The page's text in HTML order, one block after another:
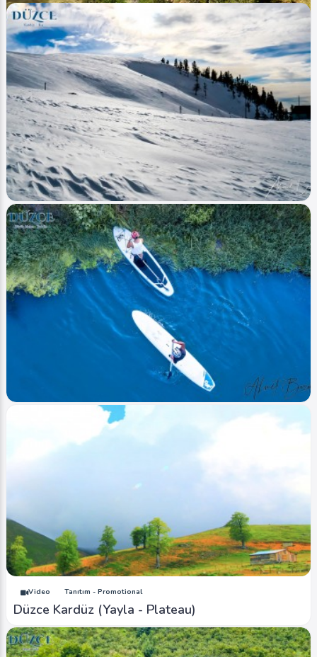
Image Yaylalar - Plateaus
Düzce Kızık (Yayla Plateau)
Ahmet Bozdemir 0 3200 1
Image Yaylalar - Plateaus
Düzce Kardüz Yaylası Kış - Duzce Karduz
Düzce - (Paddle - Kürek Sörfü)
Ahmet Bozdemir 0 4014 0
Video Tanıtım - Promotional
Düzce Kardüz (Yayla - Plateau)